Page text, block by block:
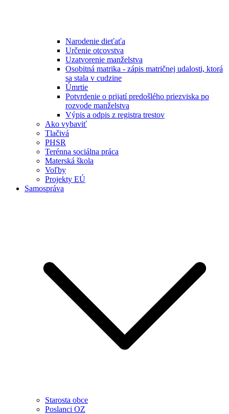
Narodenie dieťaťa
Určenie otcovstva
Uzatvorenie manželstva
Osobitná matrika - zápis matričnej udalosti, ktorá
sa stala v cudzine
Úmrtie
Potvrdenie o prijatí predošlého priezviska po
rozvode manželstva
Výpis a odpis z registra trestov
Ako vybaviť
Tlačivá
PHSR
Terénna sociálna práca
Materská škola
Voľby
Projekty EÚ
Samospráva
Starosta obce
Poslanci OZ